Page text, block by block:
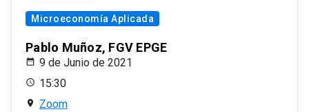
Microeconomía Aplicada
Pablo Muñoz, FGV EPGE
9 de Junio de 2021
15:30
Zoom